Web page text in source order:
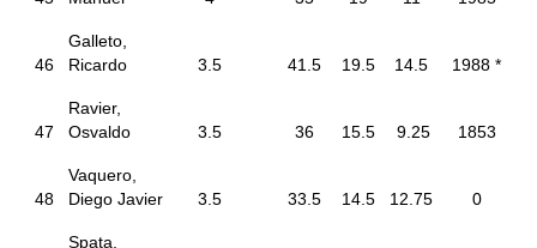
46
Galleto,
Ricardo
3.5 41.5 19.5 14.5 1988 *
47
Ravier,
Osvaldo
3.5 36 15.5 9.25 1853
48
Vaquero,
Diego Javier
3.5 33.5 14.5 12.75 0
Spata,